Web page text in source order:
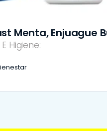
Higiene:
Menta, Enjuague